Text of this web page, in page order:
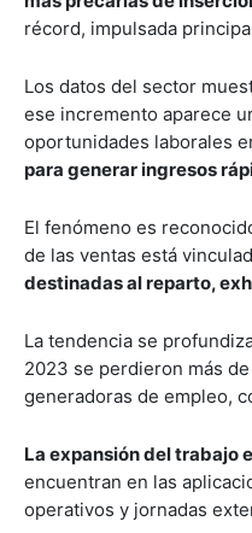
récord, impulsada
Los datos del sector
ese incremento aparece
oportunidades laborales
para generar ingresos
El fenómeno es
de las ventas está
destinadas al reparto,
La tendencia se
2023 se perdieron más
generadoras de empleo,
La expansión del trabajo
encuentran en las
operativos y jornadas